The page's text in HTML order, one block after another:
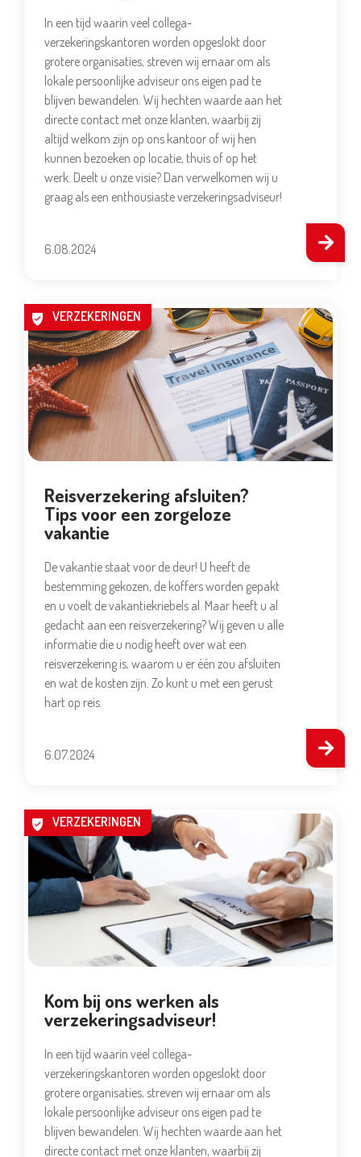
In een tijd waarin veel collega-
verzekeringskantoren worden opgeslokt door
grotere organisaties, streven wij ernaar om als
lokale persoonlijke adviseur ons eigen pad te
blijven bewandelen. Wij hechten waarde aan het
directe contact met onze klanten, waarbij zij
altijd welkom zijn op ons kantoor of wij hen
kunnen bezoeken op locatie, thuis of op het
werk. Deelt u onze visie? Dan verwelkomen wij u
graag als een enthousiaste verzekeringsadviseur!
6.08.2024
VERZEKERINGEN
Reisverzekering afsluiten?
Tips voor een zorgeloze
vakantie
De vakantie staat voor de deur! U heeft de
bestemming gekozen, de koffers worden gepakt
en u voelt de vakantiekriebels al. Maar heeft u al
gedacht aan een reisverzekering? Wij geven u alle
informatie die u nodig heeft over wat een
reisverzekering is, waarom u er één zou afsluiten
en wat de kosten zijn. Zo kunt u met een gerust
hart op reis.
6.07.2024
VERZEKERINGEN
Kom bij ons werken als
verzekeringsadviseur!
In een tijd waarin veel collega-
verzekeringskantoren worden opgeslokt door
grotere organisaties, streven wij ernaar om als
lokale persoonlijke adviseur ons eigen pad te
blijven bewandelen. Wij hechten waarde aan het
directe contact met onze klanten, waarbij zij